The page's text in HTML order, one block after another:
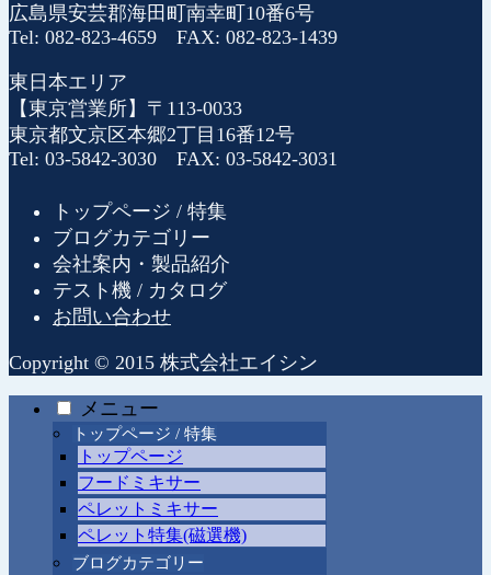
広島県安芸郡海田町南幸町10番6号
Tel: 082-823-4659 FAX: 082-823-1439
東日本エリア
【東京営業所】〒113-0033
東京都文京区本郷2丁目16番12号
Tel: 03-5842-3030 FAX: 03-5842-3031
トップページ / 特集
ブログカテゴリー
会社案内・製品紹介
テスト機 / カタログ
お問い合わせ
Copyright © 2015 株式会社エイシン
メニュー
トップページ / 特集
トップページ
フードミキサー
ペレットミキサー
ペレット特集(磁選機)
ブログカテゴリー